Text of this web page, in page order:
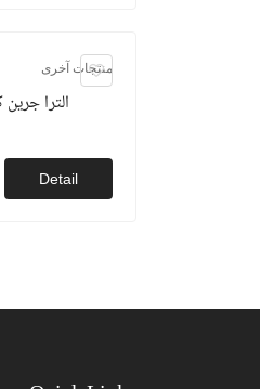
منتجات آخرى
الترا
Detail